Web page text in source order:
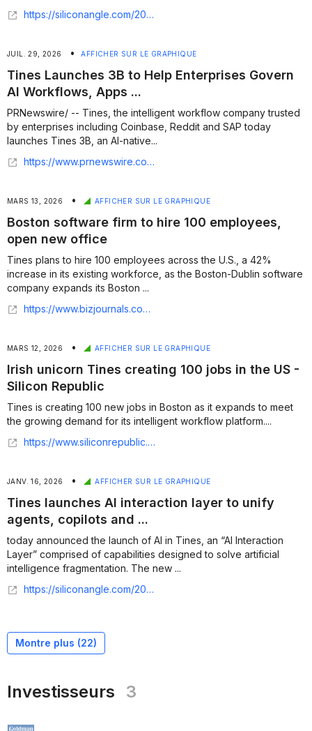
https://siliconangle.com/2026/07/28/tines-launches-3b-help-enterprises-govern-ai-built-apps-agents/
JUIL. 29, 2026 • AFFICHER SUR LE GRAPHIQUE
Tines Launches 3B to Help Enterprises Govern
AI Workflows, Apps ...
PRNewswire/ -- Tines, the intelligent workflow company trusted
by enterprises including Coinbase, Reddit and SAP today
launches Tines 3B, an AI-native...
https://www.prnewswire.com/apac/news-releases/tines-launches-3b-to-help-enterprises-govern-ai-workflows-apps-and-agents-302836545.html
MARS 13, 2026 • AFFICHER SUR LE GRAPHIQUE
Boston software firm to hire 100 employees,
open new office
Tines plans to hire 100 employees across the U.S., a 42%
increase in its existing workforce, as the Boston-Dublin software
company expands its Boston ...
https://www.bizjournals.com/boston/news/2026/03/12/tines-plans-us-hiring-spree-and-boston-area-growth.html
MARS 12, 2026 • AFFICHER SUR LE GRAPHIQUE
Irish unicorn Tines creating 100 jobs in the US -
Silicon Republic
Tines is creating 100 new jobs in Boston as it expands to meet
the growing demand for its intelligent workflow platform....
https://www.siliconrepublic.com/jobs-news/irish-unicorn-tines-creating-100-jobs-in-the-us
JANV. 16, 2026 • AFFICHER SUR LE GRAPHIQUE
Tines launches AI interaction layer to unify
agents, copilots and ...
today announced the launch of AI in Tines, an “AI Interaction
Layer” comprised of capabilities designed to solve artificial
intelligence fragmentation. The new ...
https://siliconangle.com/2026/01/15/tines-launches-ai-interaction-layer-unify-agents-copilots-workflows/
Montre plus (22)
Investisseurs 3